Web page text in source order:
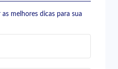
as melhores dicas para sua